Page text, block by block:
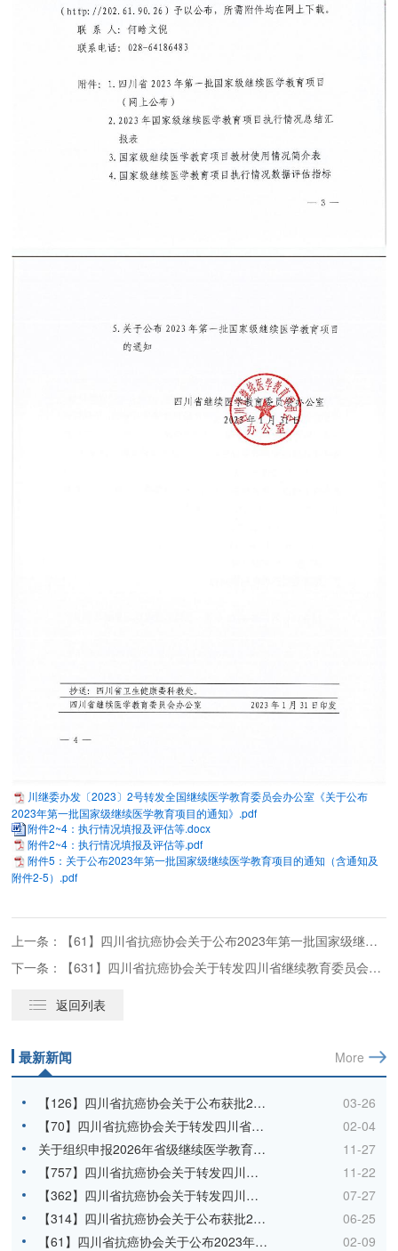
川继委办发〔2023〕2号转发全国继续医学教育委员会办公室《关于公布
2023年第一批国家级继续医学教育项目的通知》.pdf
附件2~4：执行情况填报及评估等.docx
附件2~4：执行情况填报及评估等.pdf
附件5：关于公布2023年第一批国家级继续医学教育项目的通知（含通知及
附件2-5）.pdf
上一条：【61】四川省抗癌协会关于公布2023年第一批国家级继续医学教育项目的通知
下一条：【631】四川省抗癌协会关于转发四川省继续教育委员会办公室《关于组织申报2023年省级继续医学教育项目的通知》的通知
返回列表
最新新闻 More
【126】四川省抗癌协会关于公布获批2026年四川省省级继教推荐项目的通知
03-26
【70】四川省抗癌协会关于转发四川省卫生健康委员会继续医学教育工作办公室《关于申报2026年国家级继续医学教育项目的通知》的通知
02-04
关于组织申报2026年省级继续医学教育推荐项目的通知
11-27
【757】四川省抗癌协会关于转发四川省继续教育委员会办公室《关于组织申报2025年继续医学教育推荐项目的通知》的通知
11-22
【362】四川省抗癌协会关于转发四川省继续教育委员会办公室《关于申报2023年国家级继续医学教育项目的通知》的通知
07-27
【314】四川省抗癌协会关于公布获批2023年四川省省级继续医学教育项目的通知
06-25
【61】四川省抗癌协会关于公布2023年第一批国家级继续医学教育项目的通知
02-09